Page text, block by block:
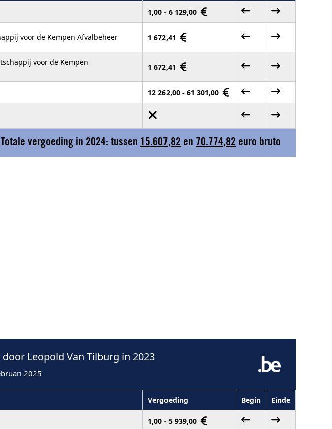
1,00 - 6 129,00
voor de Kempen Afvalbeheer 1 672,41
voor de Kempen
1 672,41
12 262,00 - 61 301,00
Totale vergoeding in 2024: tussen 15.607,82 en 70.774,82 euro bruto
Leopold Van Tilburg in 2023
2025
Vergoeding Begin Einde
1,00 - 5 939,00